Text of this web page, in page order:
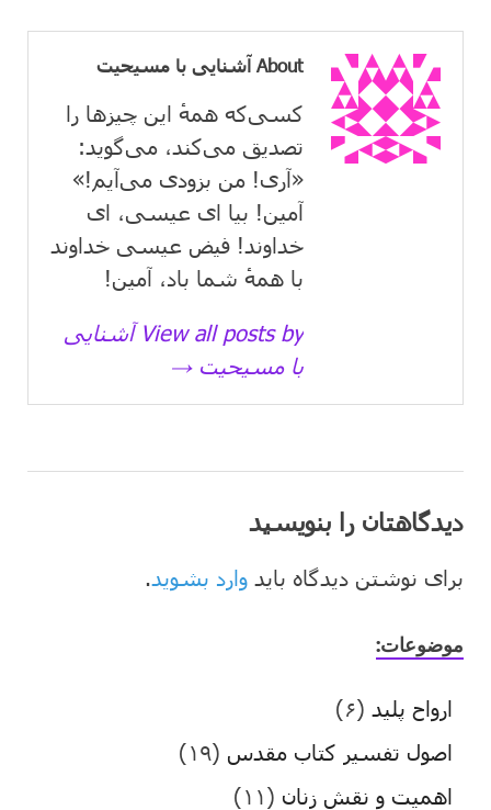
About آشنایی با مسیحیت
کسی‌که همهٔ این چیزها را
تصدیق می‌كند، می‌گوید:
«آری! من بزودی می‌آیم!»
آمین! بیا ای عیسی، ای
خداوند! فیض عیسی خداوند
با همهٔ شما باد، آمین!
View all posts by آشنایی
با مسیحیت →
دیدگاهتان را بنویسید
برای نوشتن دیدگاه باید وارد بشوید .
موضوعات:
ارواح پلید (۶)
اصول تفسیر کتاب مقدس (۱۹)
اهمیت و نقش زنان (۱۱)